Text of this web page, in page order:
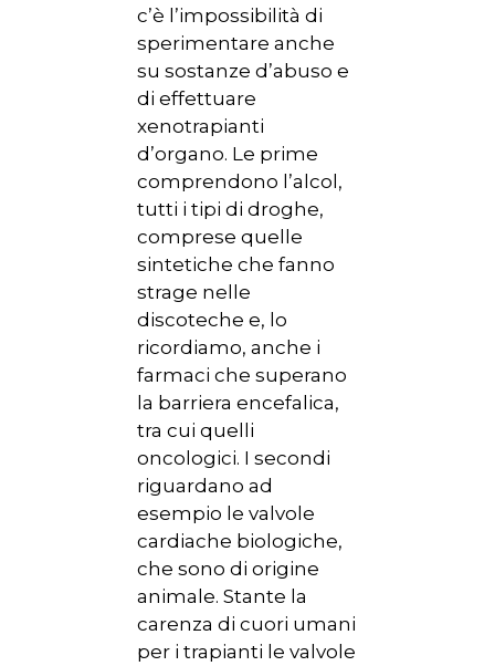
c’è l’impossibilità di
sperimentare anche
su sostanze d’abuso e
di effettuare
xenotrapianti
d’organo. Le prime
comprendono l’alcol,
tutti i tipi di droghe,
comprese quelle
sintetiche che fanno
strage nelle
discoteche e, lo
ricordiamo, anche i
farmaci che superano
la barriera encefalica,
tra cui quelli
oncologici. I secondi
riguardano ad
esempio le valvole
cardiache biologiche,
che sono di origine
animale. Stante la
carenza di cuori umani
per i trapianti le valvole